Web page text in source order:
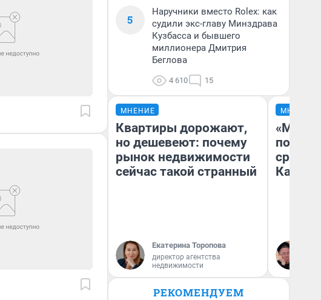
5
Наручники вместо Rolex: как
судили экс-главу Минздрава
Кузбасса и бывшего
миллионера Дмитрия
Беглова
4 610 15
МНЕНИЕ
Квартиры дорожают,
но дешевеют: почему
рынок недвижимости
сейчас такой странный
Екатерина Торопова
директор агентства
недвижимости
МНЕНИЕ
РЕКОМЕНДУЕМ